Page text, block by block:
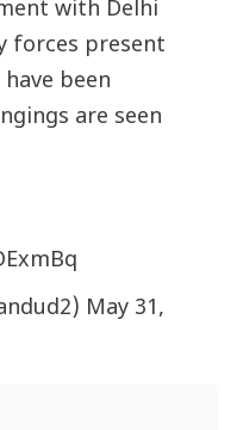
with Delhi
forces present
been
are seen
May 31,